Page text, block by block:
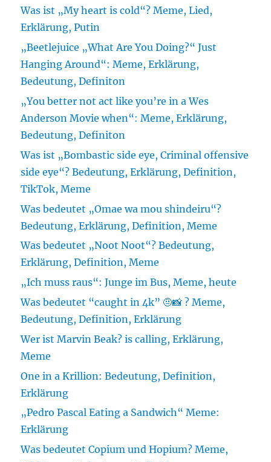
Was ist „My heart is cold“? Meme, Lied,
Erklärung, Putin
„Beetlejuice „What Are You Doing?“ Just
Hanging Around“: Meme, Erklärung,
Bedeutung, Definiton
„You better not act like you’re in a Wes
Anderson Movie when“: Meme, Erklärung,
Bedeutung, Definiton
Was ist „Bombastic side eye, Criminal offensive
side eye“? Bedeutung, Erklärung, Definition,
TikTok, Meme
Was bedeutet „Omae wa mou shindeiru“?
Bedeutung, Erklärung, Definition, Meme
Was bedeutet „Noot Noot“? Bedeutung,
Erklärung, Definition, Meme
„Ich muss raus“: Junge im Bus, Meme, heute
Was bedeutet “caught in 4k” 🤨📸 ? Meme,
Bedeutung, Definition, Erklärung
Wer ist Marvin Beak? is calling, Erklärung,
Meme
One in a Krillion: Bedeutung, Definition,
Erklärung
„Pedro Pascal Eating a Sandwich“ Meme:
Erklärung
Was bedeutet Copium und Hopium? Meme,